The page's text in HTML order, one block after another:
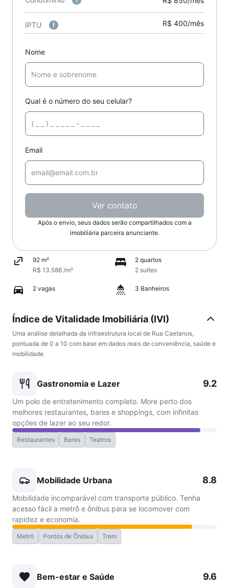
IPTU R$ 400/mês
Nome
Qual é o número do seu celular?
Email
Ver contato
Após o envio, seus dados serão compartilhados com a
imobiliária parceira anunciante.
92 m²
R$ 13.586 /m²
2 quartos
2 suítes
2 vagas 3 Banheiros
Índice de Vitalidade Imobiliária (IVI)
Uma análise detalhada da infraestrutura local de Rua Caetanos,
pontuada de 0 a 10 com base em dados reais de conveniência, saúde e
mobilidade.
Gastronomia e Lazer 9.2
Um polo de entretenimento completo. More perto dos
melhores restaurantes, bares e shoppings, com infinitas
opções de lazer ao seu redor.
Restaurantes Bares Teatros
Mobilidade Urbana 8.8
Mobilidade incomparável com transporte público. Tenha
acesso fácil a metrô e ônibus para se locomover com
rapidez e economia.
Metrô Pontos de Ônibus Trem
Bem-estar e Saúde 9.6